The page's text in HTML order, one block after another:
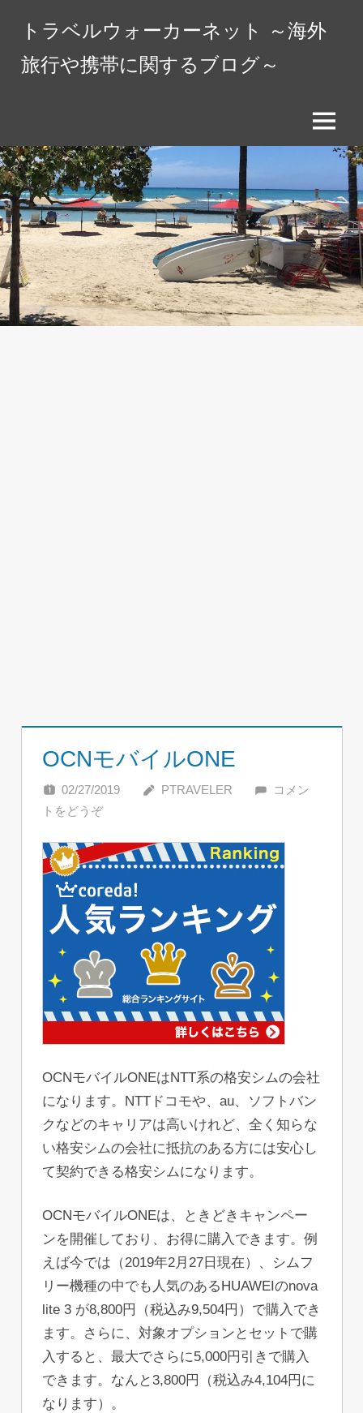
ス
キ
ッ
プ
トラベルウォーカーネット ～海外
旅行や携帯に関するブログ～
メ
ー
OCNモバイルONE
02/27/2019 PTRAVELER
コメン
トをどうぞ
OCNモバイルONEはNTT系の格安シムの会社
になります。NTTドコモや、au、ソフトバン
クなどのキャリアは高いけれど、全く知らな
い格安シムの会社に抵抗のある方には安心し
て契約できる格安シムになります。
OCNモバイルONEは、ときどきキャンペー
ンを開催しており、お得に購入できます。例
えば今では（2019年2月27日現在）、シムフ
リー機種の中でも人気のあるHUAWEIのnova
lite 3 が8,800円（税込み9,504円）で購入でき
ます。さらに、対象オプションとセットで購
入すると、最大でさらに5,000円引きで購入
できます。なんと3,800円（税込み4,104円に
なります）。